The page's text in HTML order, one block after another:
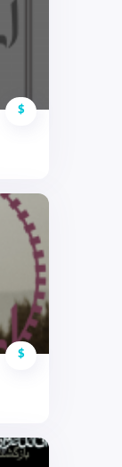
$
$